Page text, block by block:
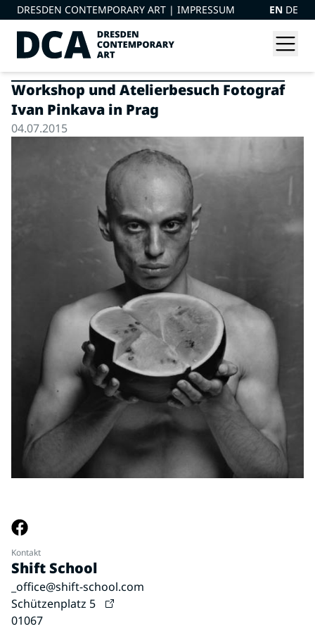
DRESDEN CONTEMPORARY ART | IMPRESSUM EN DE
Workshop und Atelierbesuch Fotograf
Ivan Pinkava in Prag
04.07.2015
Kontakt
Shift School
_office@shift-school.com
Schützenplatz 5
01067